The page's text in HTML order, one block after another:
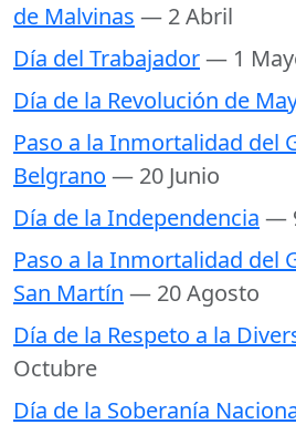
de Malvinas — 2 Abril
Día del Trabajador— 1
Día de la Revolución de
Paso a la Inmortalidad del
Belgrano — 20 Junio
Día de la Independencia —
Paso a la Inmortalidad del
San Martín — 20 Agosto
Día de la Respeto a la
Octubre
Día de la Soberanía